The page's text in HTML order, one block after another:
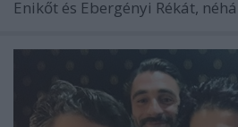
Enikőt és Ebergényi Rékát,